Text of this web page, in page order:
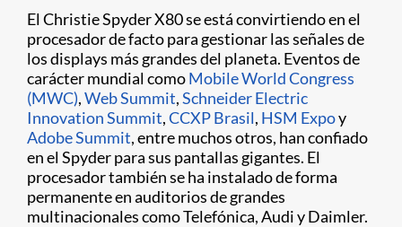
El Christie Spyder X80 se está convirtiendo en el
procesador de facto para gestionar las señales de
los displays más grandes del planeta. Eventos de
carácter mundial comoMobile World Congress
(MWC),Web Summit,Schneider Electric
Innovation Summit,CCXP Brasil, HSM Expoy
Adobe Summit, entre muchos otros, han confiado
en el Spyder para sus pantallas gigantes. El
procesador también se ha instalado de forma
permanente en auditorios de grandes
multinacionales como Telefónica, Audi y Daimler.